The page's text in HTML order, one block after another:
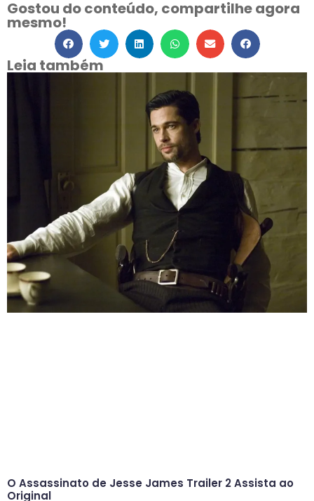
Gostou do conteúdo, compartilhe agora
mesmo!
Leia também
O Assassinato de Jesse James Trailer 2 Assista ao
Original